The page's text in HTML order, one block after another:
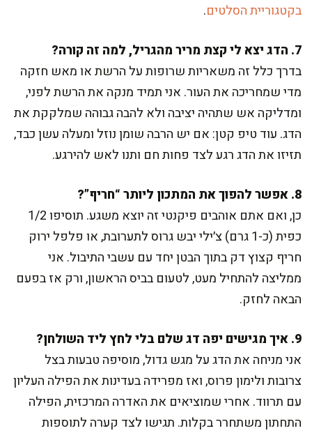
בקטגוריית הסלטים.
7. הדג יצא לי קצת מריר מהגריל, למה זה קורה?
בדרך כלל זה משאריות שרופות על הרשת או מאש חזקה
מדי שמחריכה את העור. אני תמיד מנקה את הרשת לפני,
ומדליקה אש שתהיה יציבה ולא להבה גבוהה שמלקקת את
הדג. עוד טיפ קטן: אם יש הרבה שומן נוזל ומעלה עשן כבד,
תזיזו את הדג רגע לצד פחות חם ותנו לאש להירגע.
8. אפשר להפוך את המתכון ליותר “חריף”?
כן, ואם אתם אוהבים פיקנטי זה יוצא משגע. תוסיפו 1/2
כפית (כ-1 גרם) צ׳ילי יבש גרוס לתערובת, או פלפל ירוק
חריף קצוץ דק בתוך הבטן יחד עם עשבי התיבול. אני
ממליצה להתחיל מעט, לטעום בביס הראשון, ורק אז בפעם
הבאה לחזק.
9. איך מגישים יפה דג שלם בלי לחץ ליד השולחן?
אני מניחה את הדג על מגש גדול, מוסיפה טבעות בצל
צרובות ולימון פרוס, ואז מפרידה בעדינות את הפילה העליון
עם תרווד. אחרי שמוציאים את האדרה המרכזית, הפילה
התחתון משתחרר בקלות. תגישו לצד קערה לתוספות